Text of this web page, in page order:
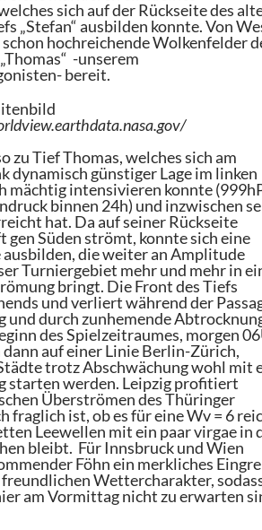
sich auf der Rückseite des
„Stefan“ ausbilden konnte. Von
schon hochreichende Wolkenfelder
-unserem
bereit.
zu Tief Thomas, welches sich am
dynamisch günstiger Lage im linken
mächtig intensivieren konnte
binnen 24h) und inzwischen
hat. Da auf seiner Rückseite
Süden strömt, konnte sich eine
die weiter an Amplitude
Turniergebiet mehr und mehr in
bringt. Die Front des Tiefs
und verliert während der
und durch zunhemende
des Spielzeitraumes, morgen
dann auf einer Linie Berlin-Zürich,
trotz Abschwächung wohl mit
starten werden. Leipzig profitiert
Überströmen des Thüringer
fraglich ist, ob es für eine Wv = 6
Leewellen mit ein paar virgae in
bleibt. Für Innsbruck und Wien
Föhn ein merkliches
Wettercharakter,
am Vormittag nicht zu erwarten